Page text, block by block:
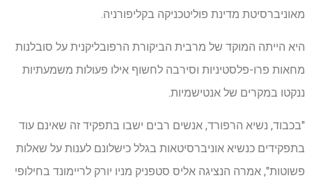
מאוניברסיטת מדינת פוליטכניקה בקליפורניה.
היא הייתה המוקד של מרבית הביקורת הרפובליקנית על סובלנות
מחאות פרו-פלסטיניות וסירבה לחשוף אילו פעולות משמעתיות
ננקטו במקרים של אנטישמיות.
"בכבוד, נשיא הרפורד, אנשים רבים ישבו בתפקיד זה שאינם עוד
בתפקידים כנשיא אוניברסיטאות בגלל כישלונם לענות על שאלות
פשוטות", אמרה הנציגה אליס סטפניק מניו יורק לריימונד בחילופי